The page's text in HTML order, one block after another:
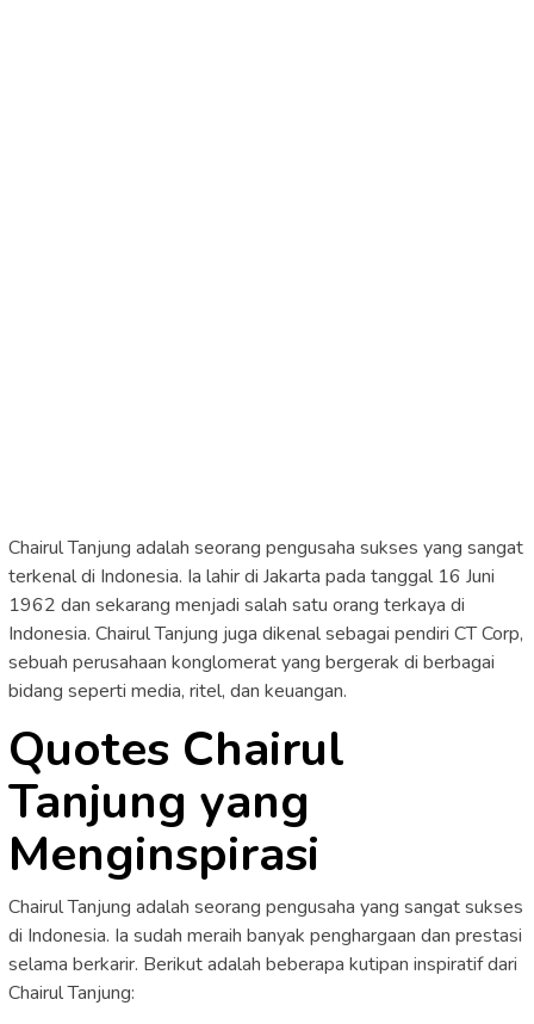
Chairul Tanjung adalah seorang pengusaha sukses yang sangat
terkenal di Indonesia. Ia lahir di Jakarta pada tanggal 16 Juni
1962 dan sekarang menjadi salah satu orang terkaya di
Indonesia. Chairul Tanjung juga dikenal sebagai pendiri CT Corp,
sebuah perusahaan konglomerat yang bergerak di berbagai
bidang seperti media, ritel, dan keuangan.
Quotes Chairul
Tanjung yang
Menginspirasi
Chairul Tanjung adalah seorang pengusaha yang sangat sukses
di Indonesia. Ia sudah meraih banyak penghargaan dan prestasi
selama berkarir. Berikut adalah beberapa kutipan inspiratif dari
Chairul Tanjung: